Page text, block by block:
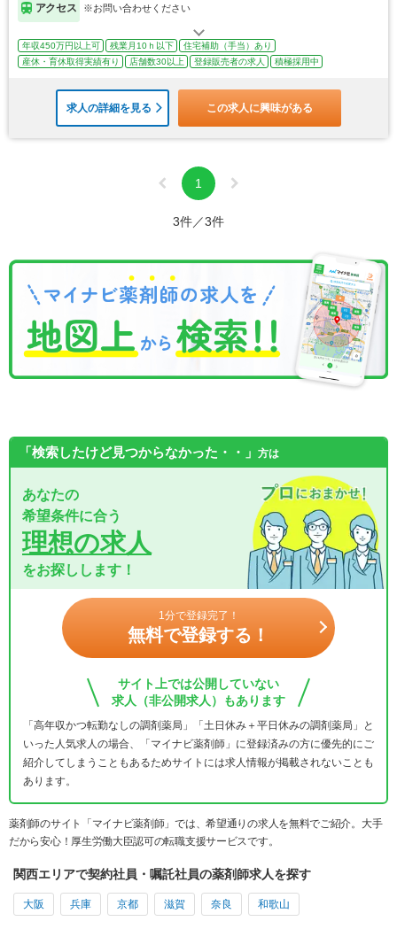
アクセス ※お問い合わせください
年収450万円以上可 残業月10ｈ以下
住宅補助（手当）あり
産休・育休取得実績有り
店舗数30以上 登録販売者の求人 積極採用中
求人の詳細を見る この求人に興味がある
1
3件／3件
「検索したけど見つからなかった・・」 方は
あなたの
希望条件に合う
理想の求人
をお探しします！
1分で登録完了！
無料で登録する！
サイト上では公開していない
求人（非公開求人）もあります
「高年収かつ転勤なしの調剤薬局」「土日休み＋平日休みの調剤薬局」と
いった人気求人の場合、「マイナビ薬剤師」に登録済みの方に優先的にご
紹介してしまうこともあるためサイトには求人情報が掲載されないことも
あります。
薬剤師のサイト「マイナビ薬剤師」では、希望通りの求人を無料でご紹介。大手
だから安心！厚生労働大臣認可の転職支援サービスです。
関西エリアで契約社員・嘱託社員の薬剤師求人を探す
大阪 兵庫 京都 滋賀 奈良 和歌山